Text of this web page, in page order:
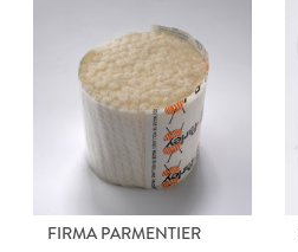
FIRMA PARMENTIER